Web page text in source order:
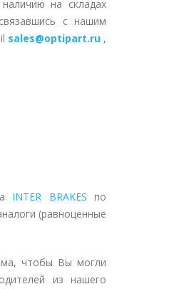
на складах
с нашим
sales@optipart.ru ,
INTER BRAKES по
(равноценные
чтобы Вы могли
из нашего